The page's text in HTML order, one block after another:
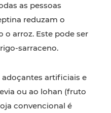
as pessoas
reduzam o
o arroz. Este pode ser
sarraceno.
artificiais e
ou ao lohan (fruto
convencional é